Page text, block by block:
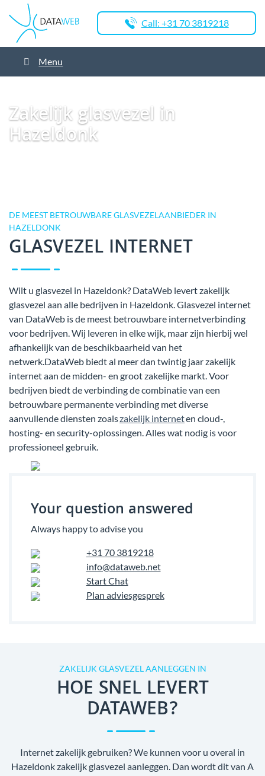
Call: +31 70 3819218
Menu
Zakelijk glasvezel in
Hazeldonk
DE MEEST BETROUWBARE GLASVEZELAANBIEDER IN
HAZELDONK
GLASVEZEL INTERNET
Wilt u glasvezel in Hazeldonk? DataWeb levert zakelijk
glasvezel aan alle bedrijven in Hazeldonk. Glasvezel internet
van DataWeb is de meest betrouwbare internetverbinding
voor bedrijven. Wij leveren in elke wijk, maar zijn hierbij wel
afhankelijk van de beschikbaarheid van het
netwerk.DataWeb biedt al meer dan twintig jaar zakelijk
internet aan de midden- en groot zakelijke markt. Voor
bedrijven biedt de verbinding de combinatie van een
betrouwbare permanente verbinding met diverse
aanvullende diensten zoalszakelijk interneten cloud-,
hosting- en security-oplossingen. Alles wat nodig is voor
professioneel gebruik.
Your question answered
Always happy to advise you
+31 70 3819218
info@dataweb.net
Start Chat
Plan adviesgesprek
ZAKELIJK GLASVEZEL AANLEGGEN IN
HOE SNEL LEVERT
DATAWEB?
Internet zakelijk gebruiken? We kunnen voor u overal in
Hazeldonk zakelijk glasvezel aanleggen. Dan wordt dit van A